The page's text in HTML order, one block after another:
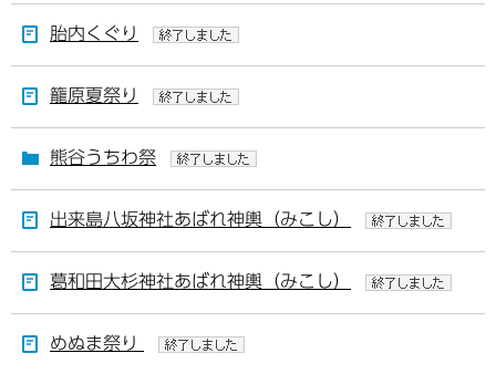
胎内くぐり
籠原夏祭り
熊谷うちわ祭
出来島八坂神社あばれ神輿（みこし）
葛和田大杉神社あばれ神輿（みこし）
めぬま祭り